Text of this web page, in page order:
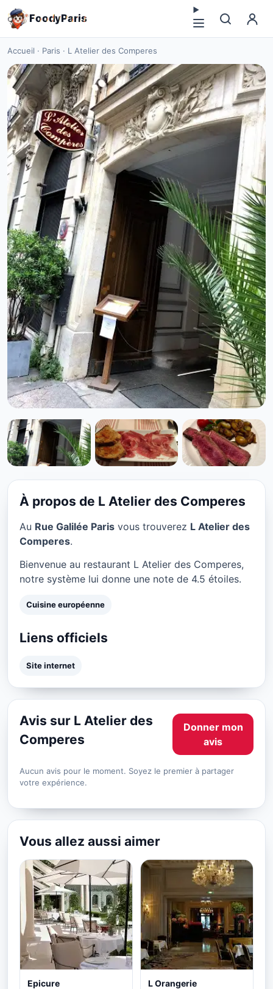
FoodyParis
Accueil · Paris · L Atelier des Comperes
CUISINE EUROPÉENNE
L Atelier des Comperes à
Paris
À propos de L Atelier des Comperes
Au Rue Galilée Paris vous trouverez L Atelier des
Comperes.
Bienvenue au restaurant L Atelier des Comperes,
notre système lui donne une note de 4.5 étoiles.
Cuisine européenne
Liens officiels
Site internet
Avis sur L Atelier des
Comperes
Donner mon
avis
Aucun avis pour le moment. Soyez le premier à partager
votre expérience.
Vous allez aussi aimer
Epicure L Orangerie